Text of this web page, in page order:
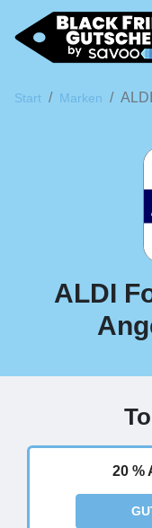
Start Marken
ALDI
20 %